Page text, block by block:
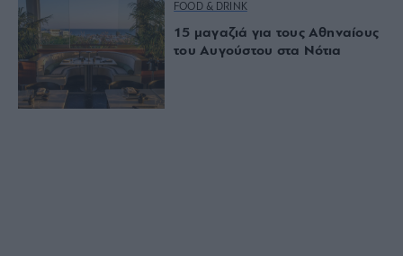
FOOD & DRINK
15 μαγαζιά για τους Αθηναίους
του Αυγούστου στα Νότια